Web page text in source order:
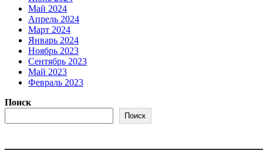
Май 2024
Апрель 2024
Март 2024
Январь 2024
Ноябрь 2023
Сентябрь 2023
Май 2023
Февраль 2023
Поиск
Поиск